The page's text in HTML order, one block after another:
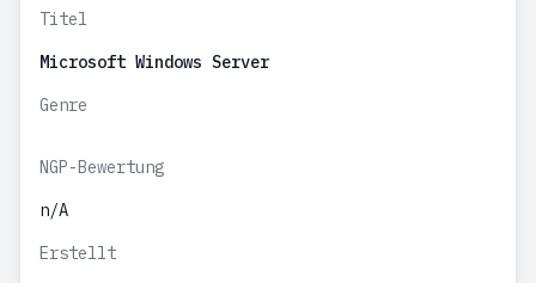
Titel
Microsoft Windows Server
Genre
NGP-Bewertung
n/A
Erstellt